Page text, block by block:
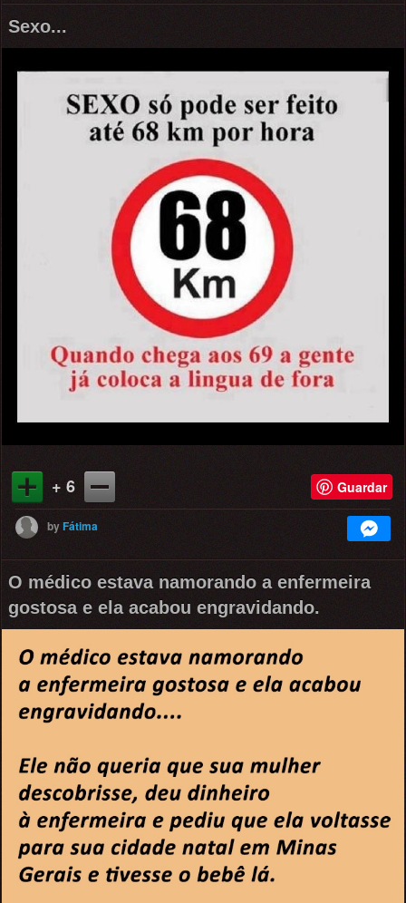
Sexo...
+ 6 Guardar
byFátima
O médico estava namorando a enfermeira
gostosa e ela acabou engravidando.